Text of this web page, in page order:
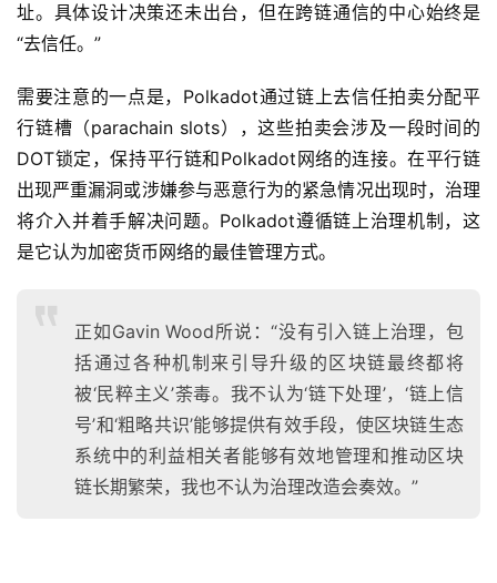
址。具体设计决策还未出台，但在跨链通信的中心始终是
“去信任。”
需要注意的一点是，Polkadot通过链上去信任拍卖分配平
行链槽（parachain slots），这些拍卖会涉及一段时间的
DOT锁定，保持平行链和Polkadot网络的连接。在平行链
出现严重漏洞或涉嫌参与恶意行为的紧急情况出现时，治理
将介入并着手解决问题。Polkadot遵循链上治理机制，这
是它认为加密货币网络的最佳管理方式。
正如Gavin Wood所说：“没有引入链上治理，包
括通过各种机制来引导升级的区块链最终都将
被‘民粹主义’荼毒。我不认为‘链下处理’，‘链上信
号’和‘粗略共识’能够提供有效手段，使区块链生态
系统中的利益相关者能够有效地管理和推动区块
链长期繁荣，我也不认为治理改造会奏效。”